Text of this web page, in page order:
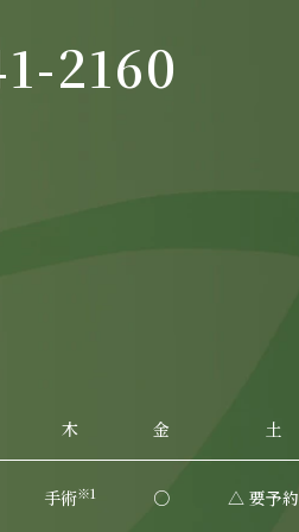
2160
木 金 土
手術※1 ○ △ 要予約